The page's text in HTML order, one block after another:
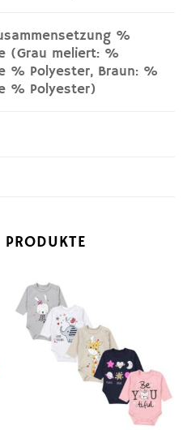
%
(Grau meliert: %
% Polyester, Braun: %
% Polyester)